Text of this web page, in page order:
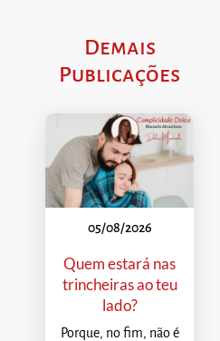
Demais
Publicações
05/08/2026
Quem estará nas
trincheiras ao teu
lado?
Porque, no fim, não é